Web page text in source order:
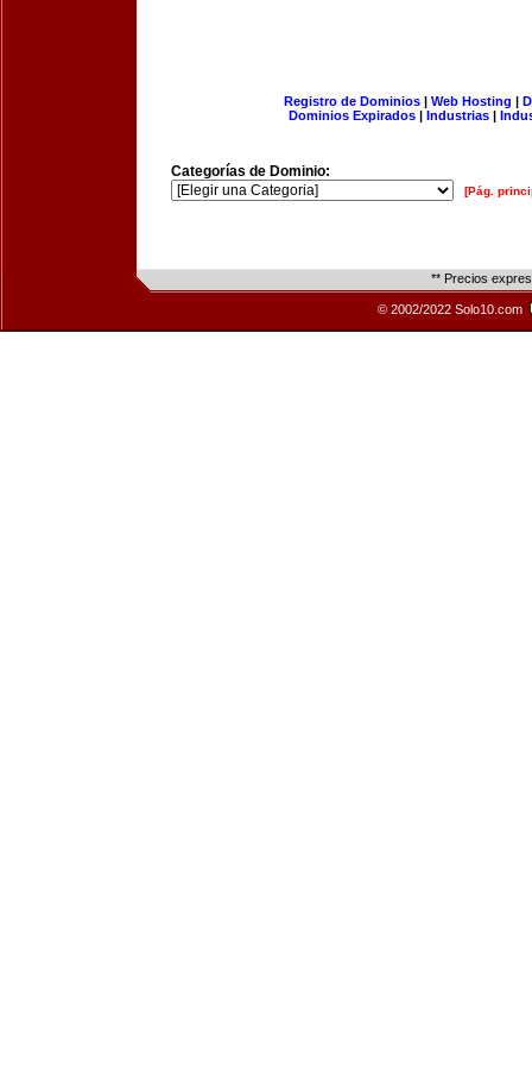
Registro de Dominios| Web Hosting |
Dominios Expirados | Industrias |
Categorías de Dominio:
[Pág.
** Precios
© 2002/2022 Solo10.com